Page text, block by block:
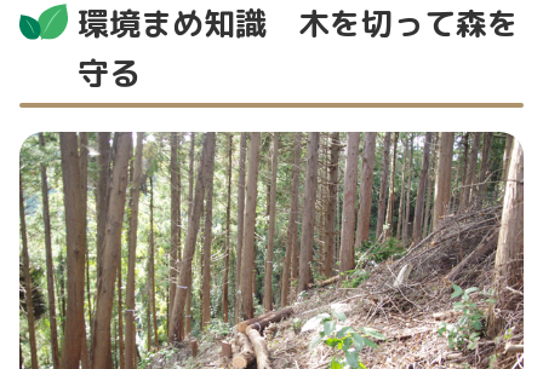
環境まめ知識 木を切って森を
守る